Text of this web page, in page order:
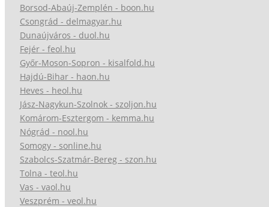
Borsod-Abaúj-Zemplén - boon.hu
Csongrád - delmagyar.hu
Dunaújváros - duol.hu
Fejér - feol.hu
Győr-Moson-Sopron - kisalfold.hu
Hajdú-Bihar - haon.hu
Heves - heol.hu
Jász-Nagykun-Szolnok - szoljon.hu
Komárom-Esztergom - kemma.hu
Nógrád - nool.hu
Somogy - sonline.hu
Szabolcs-Szatmár-Bereg - szon.hu
Tolna - teol.hu
Vas - vaol.hu
Veszprém - veol.hu